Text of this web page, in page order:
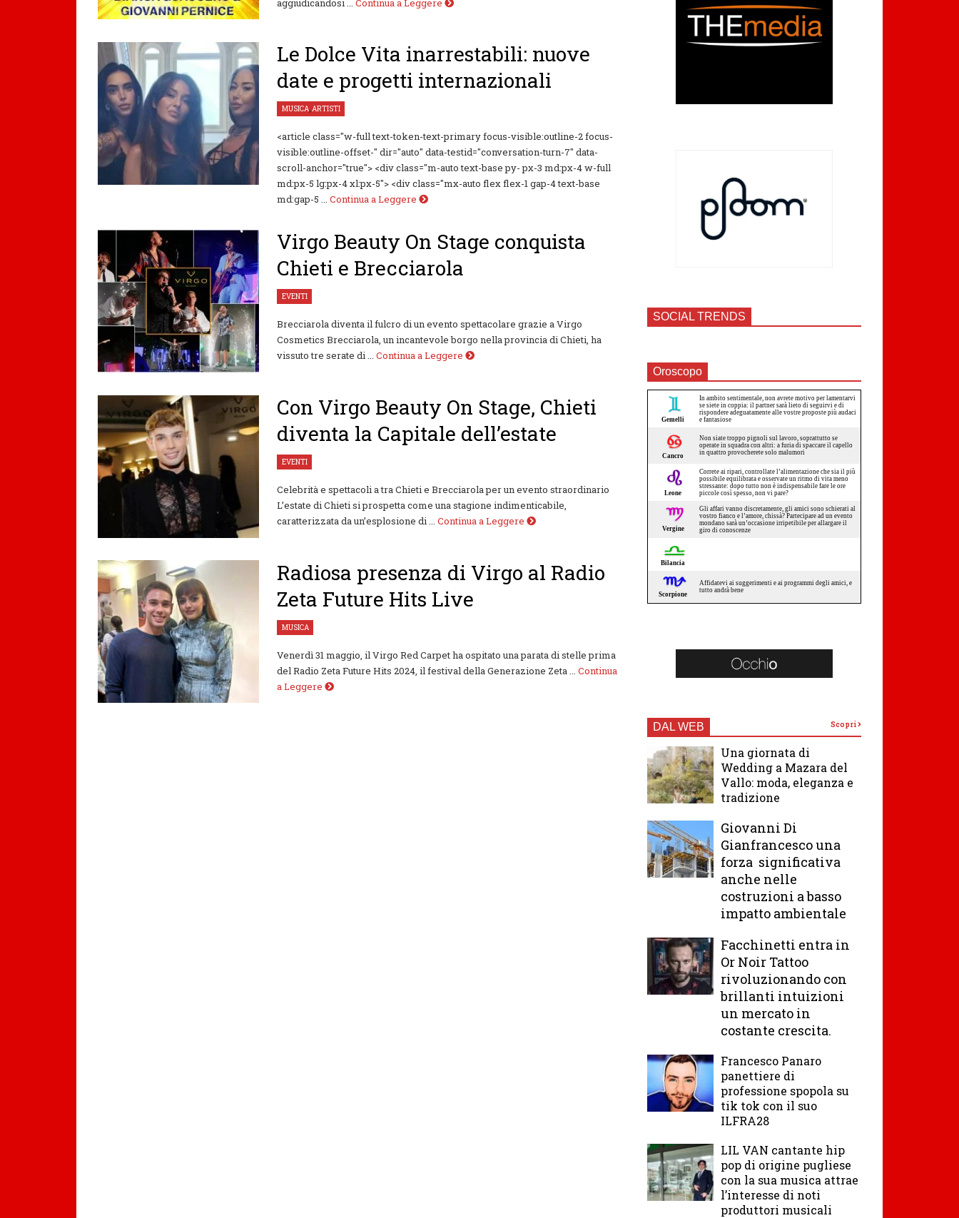
Le Dolce Vita inarrestabili: nuove
date e progetti internazionali
MUSICA,ARTISTI
<article class="w-full text-token-text-primary focus-visible:outline-2 focus-
visible:outline-offset-" dir="auto" data-testid="conversation-turn-7" data-
scroll-anchor="true"> <div class="m-auto text-base py- px-3 md:px-4 w-full
md:px-5 lg:px-4 xl:px-5"> <div class="mx-auto flex flex-1 gap-4 text-base
md:gap-5 ... Continua a Leggere
Virgo Beauty On Stage conquista
Chieti e Brecciarola
EVENTI
Brecciarola diventa il fulcro di un evento spettacolare grazie a Virgo
Cosmetics Brecciarola, un incantevole borgo nella provincia di Chieti, ha
vissuto tre serate di ... Continua a Leggere
Con Virgo Beauty On Stage, Chieti
diventa la Capitale dell’estate
EVENTI
Celebrità e spettacoli a tra Chieti e Brecciarola per un evento straordinario
L’estate di Chieti si prospetta come una stagione indimenticabile,
caratterizzata da un’esplosione di ... Continua a Leggere
Radiosa presenza di Virgo al Radio
Zeta Future Hits Live
MUSICA
Venerdì 31 maggio, il Virgo Red Carpet ha ospitato una parata di stelle prima
del Radio Zeta Future Hits 2024, il festival della Generazione Zeta ...
Continua
a Leggere
SOCIAL TRENDS
Oroscopo
DAL WEB Scopri
Una giornata di
Wedding a Mazara del
Vallo: moda, eleganza e
tradizione
Giovanni Di
Gianfrancesco una
forza significativa
anche nelle
costruzioni a basso
impatto ambientale
Facchinetti entra in
Or Noir Tattoo
rivoluzionando con
brillanti intuizioni
un mercato in
costante crescita.
Francesco Panaro
panettiere di
professione spopola su
tik tok con il suo
ILFRA28
LIL VAN cantante hip
pop di origine pugliese
con la sua musica attrae
l’interesse di noti
produttori musicali